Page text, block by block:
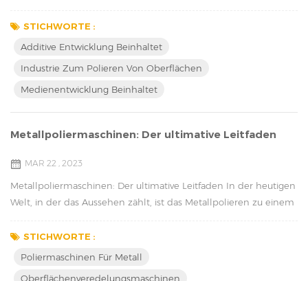
eine glatte und glänzende Oberfläche auf einer Vielzahl von
Materialien zu erzielen. Diese Verfahren umfassen die
additiven Entwicklung werden Poliermittel verwen...
STICHWORTE :
Additive Entwicklung Beinhaltet
Industrie Zum Polieren Von Oberflächen
Medienentwicklung Beinhaltet
Metallpoliermaschinen: Der ultimative Leitfaden
MAR 22 , 2023
Metallpoliermaschinen: Der ultimative Leitfaden In der heutigen
Welt, in der das Aussehen zählt, ist das Metallpolieren zu einem
bis zur Luft- und Raumfahrt wird Metallpolieren verwendet, um
Produkten ein sauberes und poliertes Finish zu verleihen. Es gibt
STICHWORTE :
Poliermaschinen Für Metall
Oberflächenveredelungsmaschinen